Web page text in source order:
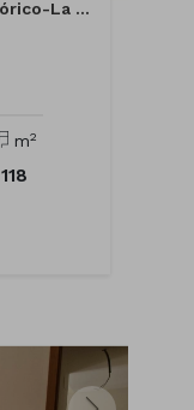
Apartamento en Centro Histórico-La Merce...
m2
118